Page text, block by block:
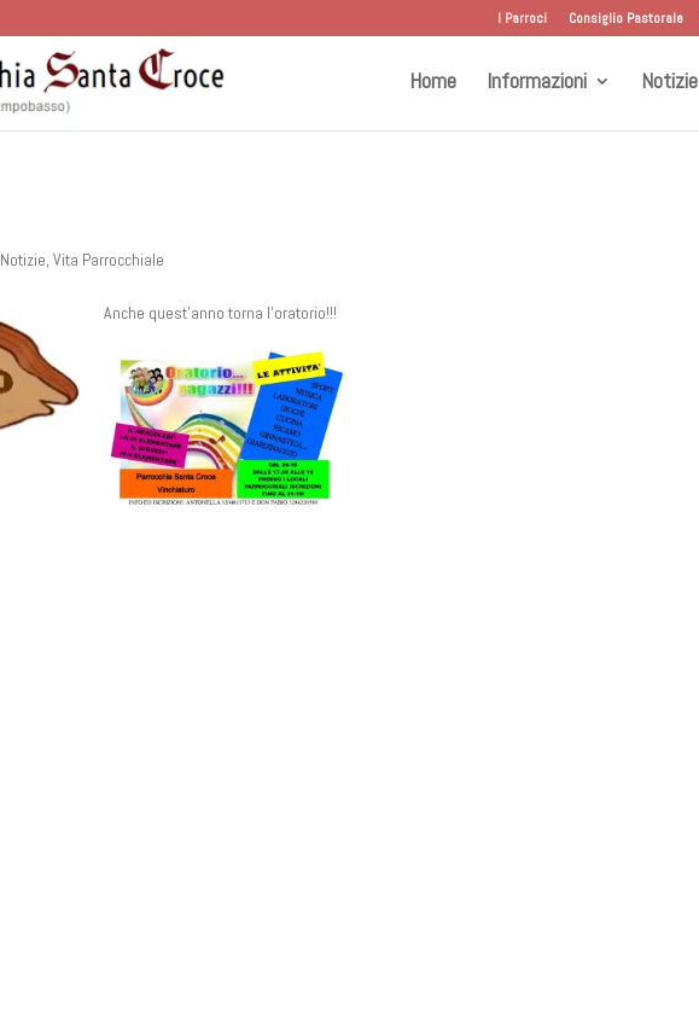
I Parroci Consiglio Pastorale
Home Informazioni Notizie
Notizie,Vita Parrocchiale
Anche quest’anno torna l’oratorio!!!